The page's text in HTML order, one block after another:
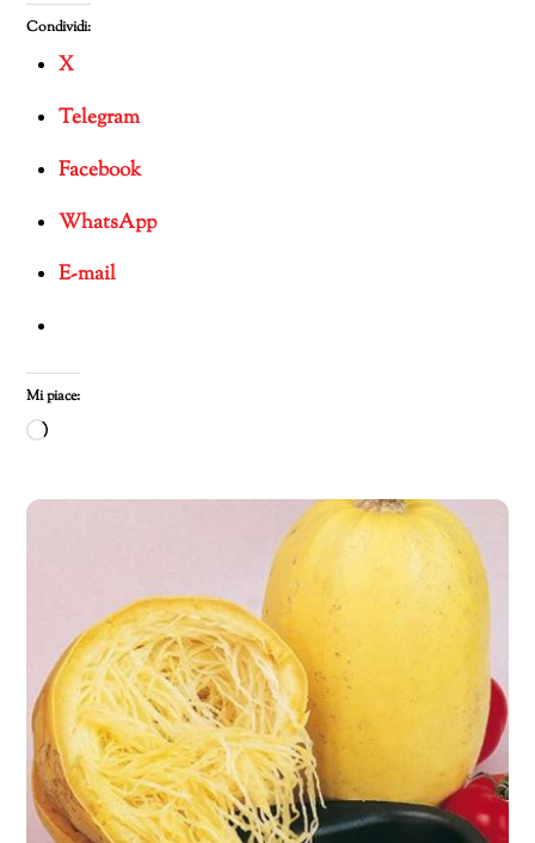
Condividi:
X
Telegram
Facebook
WhatsApp
E-mail
Mi piace:
Caricamento
corso…